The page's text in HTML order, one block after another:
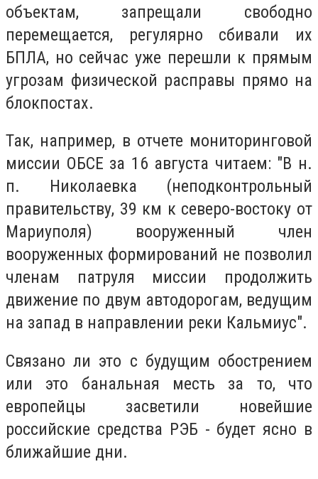
объектам, запрещали свободно
перемещается, регулярно сбивали их
БПЛА, но сейчас уже перешли к прямым
угрозам физической расправы прямо на
блокпостах.
Так, например, в отчете мониторинговой
миссии ОБСЕ за 16 августа читаем: "В н.
п. Николаевка (неподконтрольный
правительству, 39 км к северо-востоку от
Мариуполя) вооруженный член
вооруженных формирований не позволил
членам патруля миссии продолжить
движение по двум автодорогам, ведущим
на запад в направлении реки Кальмиус".
Связано ли это с будущим обострением
или это банальная месть за то, что
европейцы засветили новейшие
российские средства РЭБ - будет ясно в
ближайшие дни.